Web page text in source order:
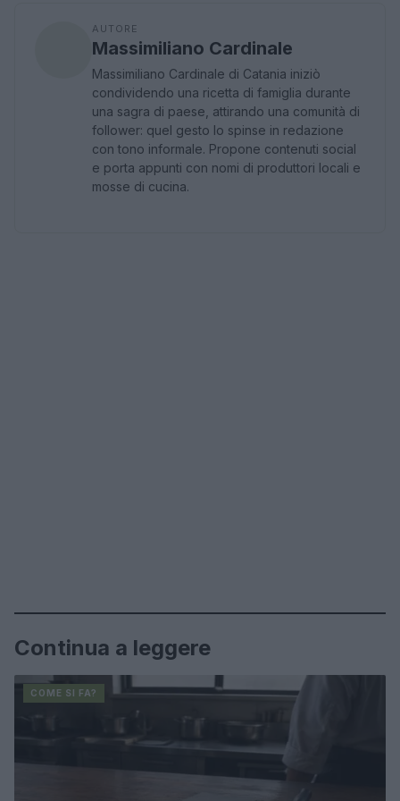
AUTORE
Massimiliano Cardinale
Massimiliano Cardinale di Catania iniziò
condividendo una ricetta di famiglia durante
una sagra di paese, attirando una comunità di
follower: quel gesto lo spinse in redazione
con tono informale. Propone contenuti social
e porta appunti con nomi di produttori locali e
mosse di cucina.
Continua a leggere
COME SI FA?